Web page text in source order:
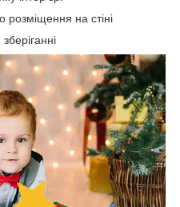
розміщення на стіні